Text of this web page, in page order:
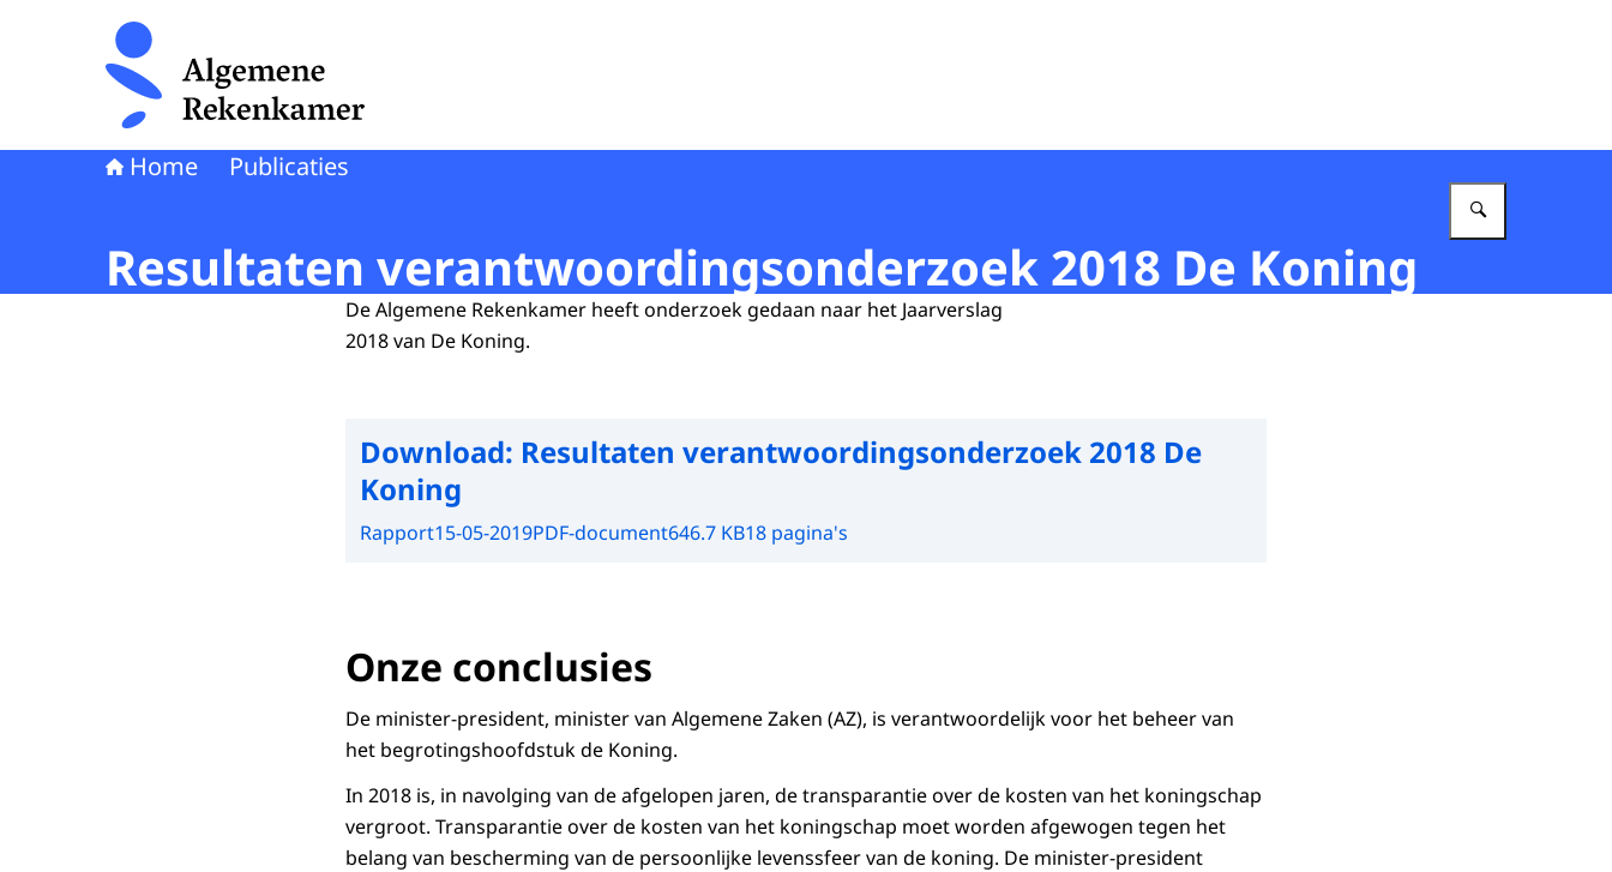
Naar de homepage van Algemene Rekenkamer
Home Publicaties
Resultaten verantwoordingsonderzoek 2018 De Koning
De Algemene Rekenkamer heeft onderzoek gedaan naar het Jaarverslag
2018 van De Koning.
Download: Resultaten verantwoordingsonderzoek 2018 De
Koning
Rapport15-05-2019PDF-document646.7 KB18 pagina's
Onze conclusies
De minister-president, minister van Algemene Zaken (AZ), is verantwoordelijk voor het beheer van
het begrotingshoofdstuk de Koning.
In 2018 is, in navolging van de afgelopen jaren, de transparantie over de kosten van het koningschap
vergroot. Transparantie over de kosten van het koningschap moet worden afgewogen tegen het
belang van bescherming van de persoonlijke levenssfeer van de koning. De minister-president